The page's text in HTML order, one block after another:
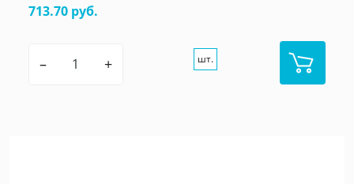
713.70 руб.
– + шт.